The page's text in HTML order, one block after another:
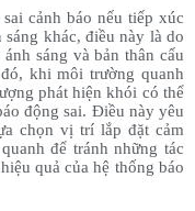
cảnh báo nếu tiếp xúc
khác, điều này là do
sáng và bản thân cấu
khi môi trường quanh
phát hiện khói có thể
động sai. Điều này yêu
chọn vị trí lắp đặt cảm
để tránh những tác
quả của hệ thống báo